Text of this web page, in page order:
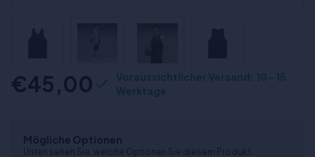
€45,00
Voraussichtlicher Versand: 10 - 15
Werktage
Mögliche Optionen
Unten sehen Sie, welche Optionen Sie diesem Produkt